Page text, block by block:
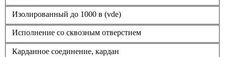
Изолированный до 1000 в (vde)
Исполнение со сквозным отверстием
Карданное соединение, кардан